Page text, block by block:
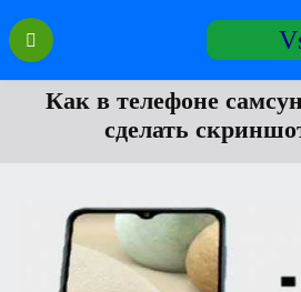
Перейти
содержанию
Как в телефоне
сделать